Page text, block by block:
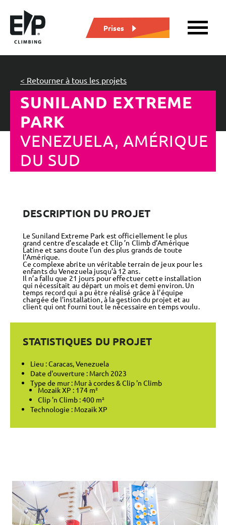
Prises
SUNILAND EXTREME
PARK
VENEZUELA, AMÉRIQUE
DU SUD
< Retourner à tous les projets
DESCRIPTION DU PROJET
Le Suniland Extreme Park est officiellement le plus
grand centre d’escalade et Clip ’n Climb d’Amérique
Latine et sans doute l’un des plus grands de toute
l’Amérique.
Ce complexe abrite un véritable terrain de jeux pour les
enfants du Venezuela jusqu’à 12 ans.
Il n’a fallu que 21 jours pour effectuer cette installation
qui nécessitait au départ un mois et demi environ. Un
temps record qui a pu être réalisé grâce à l’équipe
chargée de l’installation, à la gestion du projet et au
client qui ont fourni tout le nécessaire en temps voulu.
STATISTIQUES DU PROJET
Lieu : Caracas, Venezuela
Date d'ouverture : March 2023
Type de mur : Mur à cordes & Clip 'n Climb
Mozaik XP : 174 m²
Clip 'n Climb : 400 m²
Technologie : Mozaik XP